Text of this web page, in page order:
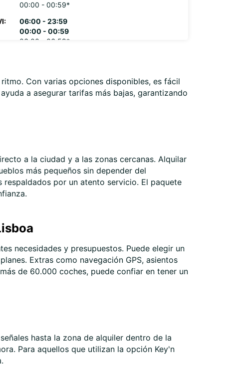
00:00 - 00:59*
06:00 - 23:59
00:00 - 00:59
06:00 - 06:59*
SA:
06:00 - 23:59
00:00 - 00:59
06:00 - 06:59*
23:01 - 23:59*
00:00 - 00:59*
*Con cargos extras
Estos horarios de apertura pueden variar debido a los
Cómo llegar
Con varias opciones disponibles, es fácil
a asegurar tarifas más bajas, garantizando
a la ciudad y a las zonas cercanas. Alquilar
más pequeños sin depender del
por un atento servicio. El paquete
necesidades y presupuestos. Puede elegir un
Extras como navegación GPS, asientos
de 60.000 coches, puede confiar en tener un
hasta la zona de alquiler dentro de la
Para aquellos que utilizan la opción Key'n